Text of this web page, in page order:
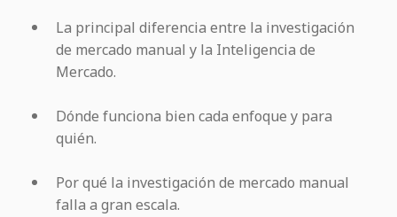
La principal diferencia entre la investigación
de mercado manual y la Inteligencia de
Mercado.
Dónde funciona bien cada enfoque y para
quién.
Por qué la investigación de mercado manual
falla a gran escala.